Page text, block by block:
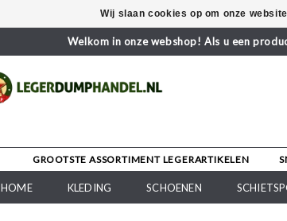
Welkom in onze webshop! Als u een
GROOTSTE ASSORTIMENT LEGERARTIKELEN
HOME KLEDING SCHOENEN
Wij slaan cookies op om onze